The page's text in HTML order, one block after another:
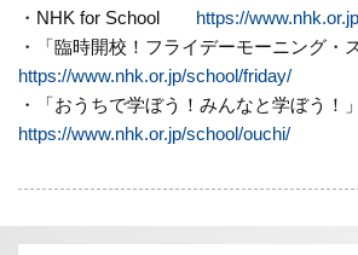
・NHK for School https://
・「臨時開校！フライデーモーニング
https://www.nhk.or.jp/school/friday/
・「おうちで学ぼう！みんなと学ぼう
https://www.nhk.or.jp/school/ouchi/